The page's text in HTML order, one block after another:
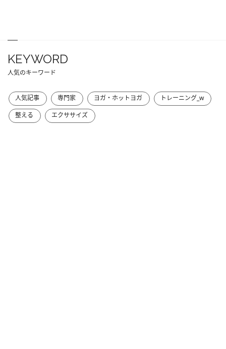
KEYWORD
人気のキーワード
人気記事 専門家 ヨガ・ホットヨガ
トレーニング_w
整える
エクササイズ